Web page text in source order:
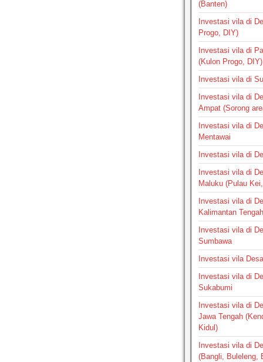
(Banten)
Investasi vila di
Progo, DIY)
Investasi vila di
(Kulon Progo, DIY)
Investasi vila di
Investasi vila di
Ampat (Sorong
Investasi vila di
Mentawai
Investasi vila di
Investasi vila di
Maluku (Pulau
Investasi vila di
Kalimantan Tengah
Investasi vila di
Sumbawa
Investasi vila
Investasi vila di
Sukabumi
Investasi vila di
Jawa Tengah
Kidul)
Investasi vila di
(Bangli, Buleleng,